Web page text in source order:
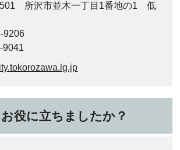
所沢市並木一丁目1番地の1 低
9206
9041
役に立ちましたか？